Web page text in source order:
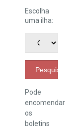
Escolha
uma ilha:
Pesquisar
Pode
encomendar
os
boletins